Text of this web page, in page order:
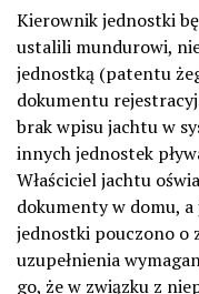
Kierownik jednostki
ustalili mundurowi,
jednostką (patentu
dokumentu
brak wpisu jachtu w
innych jednostek
Właściciel jachtu
dokumenty w domu,
jednostki pouczono o
uzupełnienia
go, że w związku z